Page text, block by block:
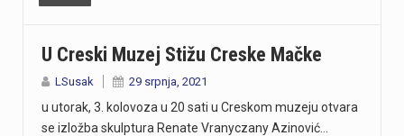
U Creski Muzej Stižu Creske Mačke
LSusak 29 srpnja, 2021
u utorak, 3. kolovoza u 20 sati u Creskom muzeju otvara
se izložba skulptura Renate Vranyczany Azinović…